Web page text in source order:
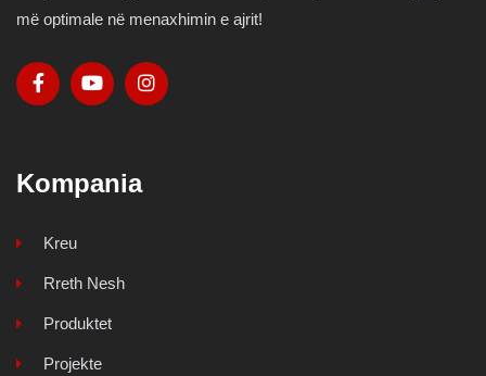
më optimale në menaxhimin e ajrit!
Kompania
Kreu
Rreth Nesh
Produktet
Projekte